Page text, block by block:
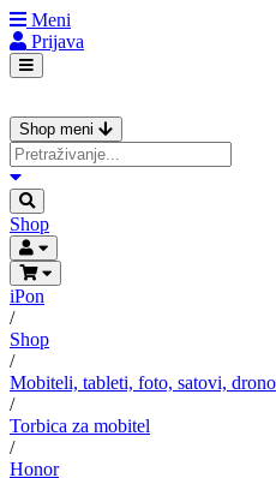
Meni
Prijava
Shop meni
Shop
iPon
/
Shop
/
Mobiteli, tableti, foto, satovi,
/
Torbica za mobitel
/
Honor